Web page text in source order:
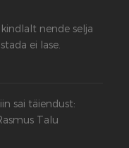
kindlalt nende selja
ei lase.
sai täiendust:
Talu